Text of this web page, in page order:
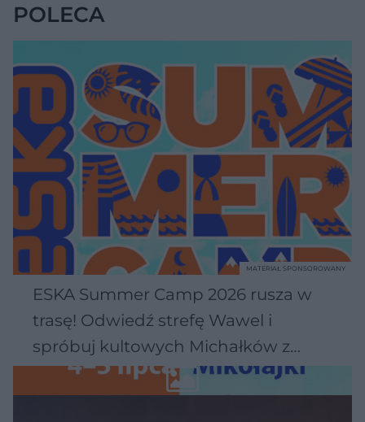
POLECA
ESKA Summer Camp 2026 rusza w
trasę! Odwiedź strefę Wawel i
spróbuj kultowych Michałków z
Wawelu
MATERIAŁ SPONSOROWANY